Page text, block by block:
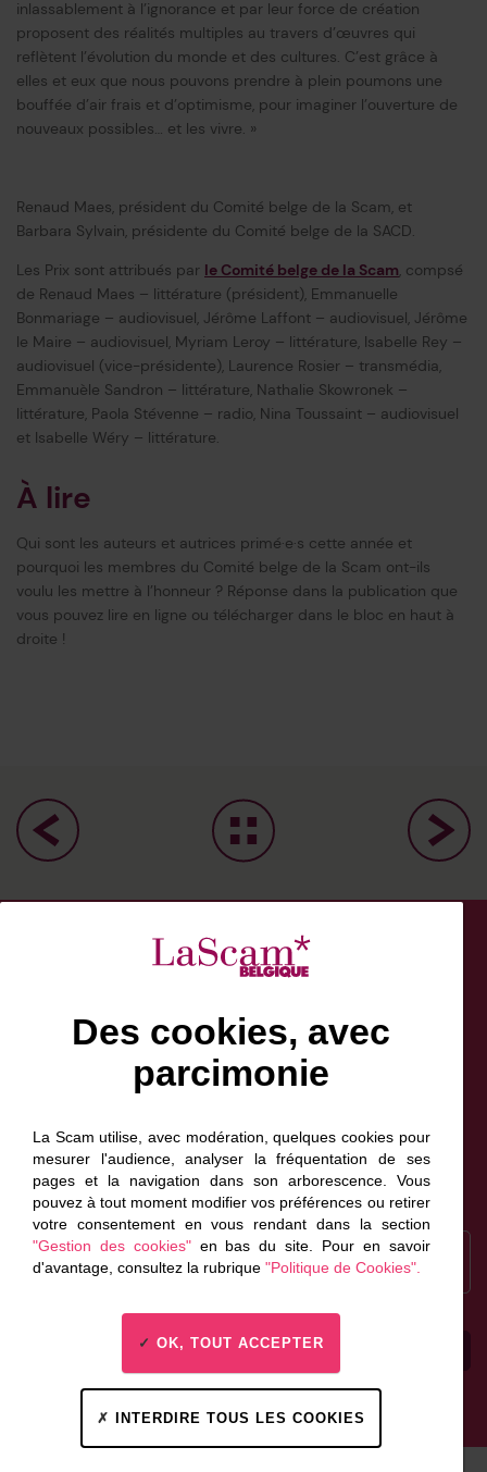
inlassablement à l’ignorance et par leur force de création
proposent des réalités multiples au travers d’œuvres qui
reflètent l’évolution du monde et des cultures. C’est grâce à
elles et eux que nous pouvons prendre à plein poumons une
bouffée d’air frais et d’optimisme, pour imaginer l’ouverture de
nouveaux possibles… et les vivre. »
Renaud Maes, président du Comité belge de la Scam, et
Barbara Sylvain, présidente du Comité belge de la SACD.
Les Prix sont attribués par le Comité belge de la Scam, compsé
de Renaud Maes – littérature (président), Emmanuelle
Bonmariage – audiovisuel, Jérôme Laffont – audiovisuel, Jérôme
le Maire – audiovisuel, Myriam Leroy – littérature, Isabelle Rey –
audiovisuel (vice-présidente), Laurence Rosier – transmédia,
Emmanuèle Sandron – littérature, Nathalie Skowronek –
littérature, Paola Stévenne – radio, Nina Toussaint – audiovisuel
et Isabelle Wéry – littérature.
À lire
Qui sont les auteurs et autrices primé·e·s cette année et
pourquoi les membres du Comité belge de la Scam ont-ils
voulu les mettre à l’honneur ? Réponse dans la publication que
vous pouvez lire en ligne ou télécharger dans le bloc en haut à
droite !
BlueskyLinkedin
Instagram
NewsLetter
Scam Canada
Recrutement
Inscrivez-vous à la
newsletter
Espace presse Contactez-nous
Des cookies, avec
parcimonie
La Scam utilise, avec modération, quelques cookies pour
mesurer l'audience, analyser la fréquentation de ses
pages et la navigation dans son arborescence. Vous
pouvez à tout moment modifier vos préférences ou retirer
votre consentement en vous rendant dans la section
"Gestion des cookies"en bas du site. Pour en savoir
d'avantage, consultez la rubrique "Politique de Cookies".
OK, TOUT ACCEPTER
INTERDIRE TOUS LES COOKIES